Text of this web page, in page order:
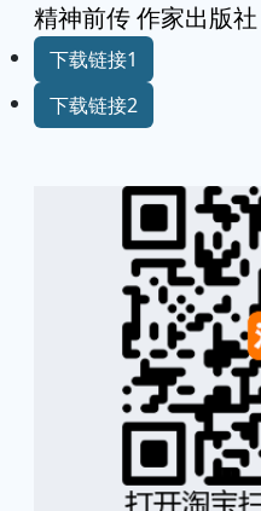
精神前传 作家出版社
下载链接1
下载链接2